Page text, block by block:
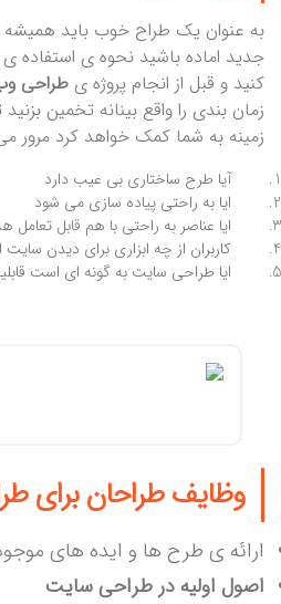
به عنوان یک طراح خوب باید همیشه
جدید اماده باشید نحوه ی استفاده
کنید و قبل از انجام پروژه ی طراحی
زمان بندی را واقع بینانه تخمین
زمینه به شما کمک خواهد کرد مرور
آیا طرح ساختاری بی عیب دارد
ایا به راحتی پیاده سازی می شود
ایا عناصر به راحتی با هم قابل تعامل
کاربران از چه ابزاری برای دیدن
ایا طراحی سایت به گونه ای است
وظایف طراحان برای
ارائه ی طرح ها و ایده های
اصول اولیه در طراحی سایت